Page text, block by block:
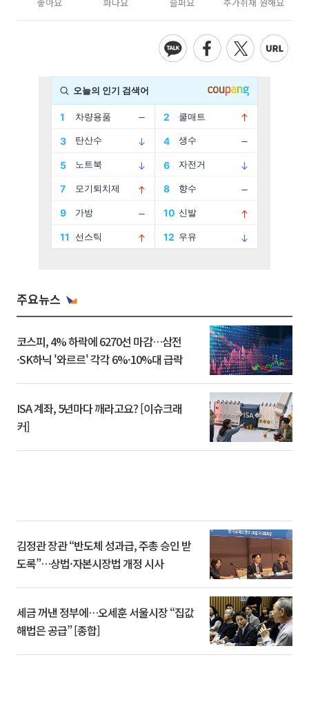
주요뉴스
코스피, 4% 하락에 6270선 마감…삼전
·SK하닉 '와르르' 각각 6%·10%대 급락
ISA 계좌, 5년마다 깨라고요? [이슈크래
커]
김정관 장관 “반도체 성과급, 주총 승인 받
도록”…상법·자본시장법 개정 시사
세금 꺼낸 정부에…오세훈 서울시장 “집값
해법은 공급” [종합]